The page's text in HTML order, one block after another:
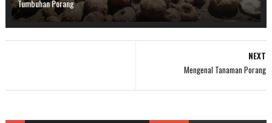
Tumbuhan Porang
NEXT
Mengenal Tanaman Porang